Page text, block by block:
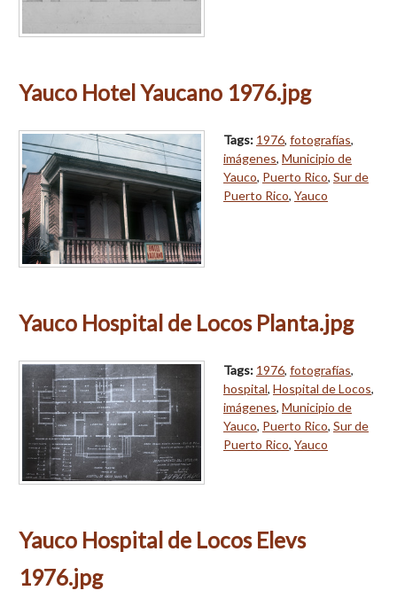
Yauco Hotel Yaucano 1976.jpg
Tags: 1976, fotografías,
imágenes, Municipio de
Yauco, Puerto Rico, Sur de
Puerto Rico, Yauco
Yauco Hospital de Locos Planta.jpg
Tags: 1976, fotografías,
hospital, Hospital de Locos,
imágenes, Municipio de
Yauco, Puerto Rico, Sur de
Puerto Rico, Yauco
Yauco Hospital de Locos Elevs
1976.jpg